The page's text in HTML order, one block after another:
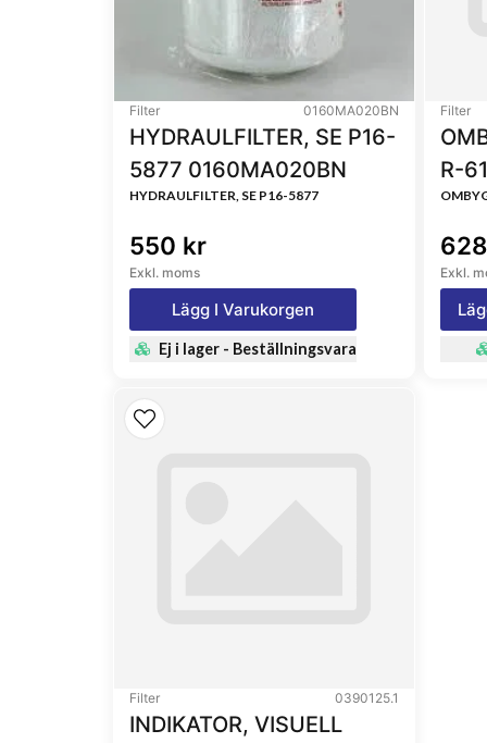
Filter 0160MA020BN
HYDRAULFILTER, SE P16-
5877 0160MA020BN
HYDRAULFILTER, SE P16-5877
550 kr
Exkl. moms
Lägg I Varukorgen
Ej i lager - Beställningsvara
Filter
R-
Exkl.
Filter 0390125.1
INDIKATOR, VISUELL